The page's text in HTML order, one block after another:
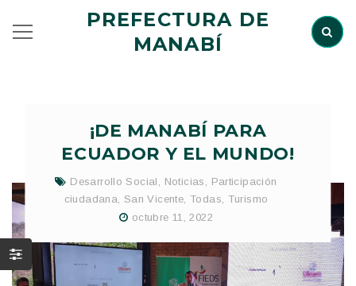
PREFECTURA DE
MANABÍ
¡DE MANABÍ PARA
ECUADOR Y EL MUNDO!
Desarrollo Social , Noticias , Participación
ciudadana, San Vicente, Todas, Turismo
octubre 11, 2022